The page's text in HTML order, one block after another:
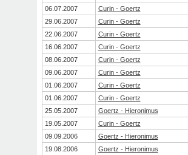
06.07.2007
Curin - Goertz
29.06.2007
Curin - Goertz
22.06.2007
Curin - Goertz
16.06.2007
Curin - Goertz
08.06.2007
Curin - Goertz
09.06.2007
Curin - Goertz
01.06.2007
Curin - Goertz
01.06.2007
Curin - Goertz
25.05.2007
Goertz - Hieronimus
19.05.2007
Curin - Goertz
09.09.2006
Goertz - Hieronimus
19.08.2006
Goertz - Hieronimus